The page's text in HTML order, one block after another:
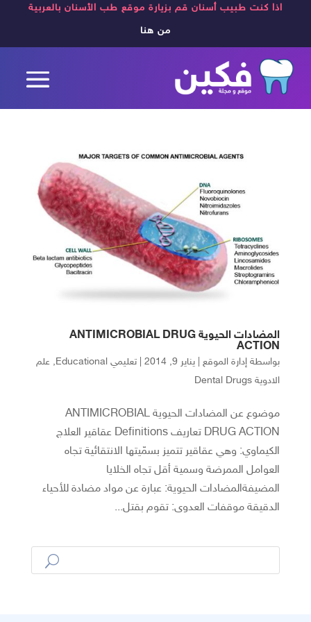
اذا كنت طبيب أسنان قم بزيارة موقع طب الأسنان بالعربية
من هنا
المضادات الحيوية ANTIMICROBIAL DRUG
ACTION
بواسطة إدارة الموقع| يناير 9, 2014 | تعليمي Educational , علم
الادوية Dental Drugs
موضوع عن المضادات الحيوية ANTIMICROBIAL
DRUG ACTION تعاريف Definitions عقاقير العلاج
الكيماوي: وهي عقاقير تتميز بسمّيتها الانتقائية تجاه
العوامل الممرضة وسمية أقل تجاه الخلايا
المضيفةالمضادات الحيوية: عبارة عن مواد مضادة للأحياء
الدقيقة موقفات العدوى: تقوم بقتل...